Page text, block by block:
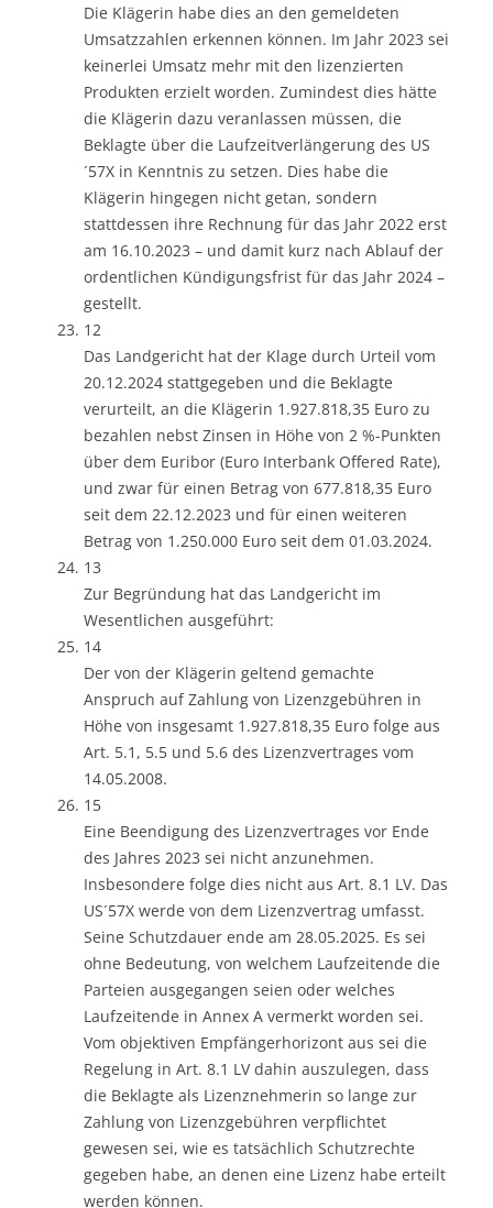
Die Klägerin habe dies an den gemeldeten
Umsatzzahlen erkennen können. Im Jahr 2023 sei
keinerlei Umsatz mehr mit den lizenzierten
Produkten erzielt worden. Zumindest dies hätte
die Klägerin dazu veranlassen müssen, die
Beklagte über die Laufzeitverlängerung des US
´57X in Kenntnis zu setzen. Dies habe die
Klägerin hingegen nicht getan, sondern
stattdessen ihre Rechnung für das Jahr 2022 erst
am 16.10.2023 – und damit kurz nach Ablauf der
ordentlichen Kündigungsfrist für das Jahr 2024 –
gestellt.
12
Das Landgericht hat der Klage durch Urteil vom
20.12.2024 stattgegeben und die Beklagte
verurteilt, an die Klägerin 1.927.818,35 Euro zu
bezahlen nebst Zinsen in Höhe von 2 %-Punkten
über dem Euribor (Euro Interbank Offered Rate),
und zwar für einen Betrag von 677.818,35 Euro
seit dem 22.12.2023 und für einen weiteren
Betrag von 1.250.000 Euro seit dem 01.03.2024.
13
Zur Begründung hat das Landgericht im
Wesentlichen ausgeführt:
14
Der von der Klägerin geltend gemachte
Anspruch auf Zahlung von Lizenzgebühren in
Höhe von insgesamt 1.927.818,35 Euro folge aus
Art. 5.1, 5.5 und 5.6 des Lizenzvertrages vom
14.05.2008.
15
Eine Beendigung des Lizenzvertrages vor Ende
des Jahres 2023 sei nicht anzunehmen.
Insbesondere folge dies nicht aus Art. 8.1 LV. Das
US´57X werde von dem Lizenzvertrag umfasst.
Seine Schutzdauer ende am 28.05.2025. Es sei
ohne Bedeutung, von welchem Laufzeitende die
Parteien ausgegangen seien oder welches
Laufzeitende in Annex A vermerkt worden sei.
Vom objektiven Empfängerhorizont aus sei die
Regelung in Art. 8.1 LV dahin auszulegen, dass
die Beklagte als Lizenznehmerin so lange zur
Zahlung von Lizenzgebühren verpflichtet
gewesen sei, wie es tatsächlich Schutzrechte
gegeben habe, an denen eine Lizenz habe erteilt
werden können.